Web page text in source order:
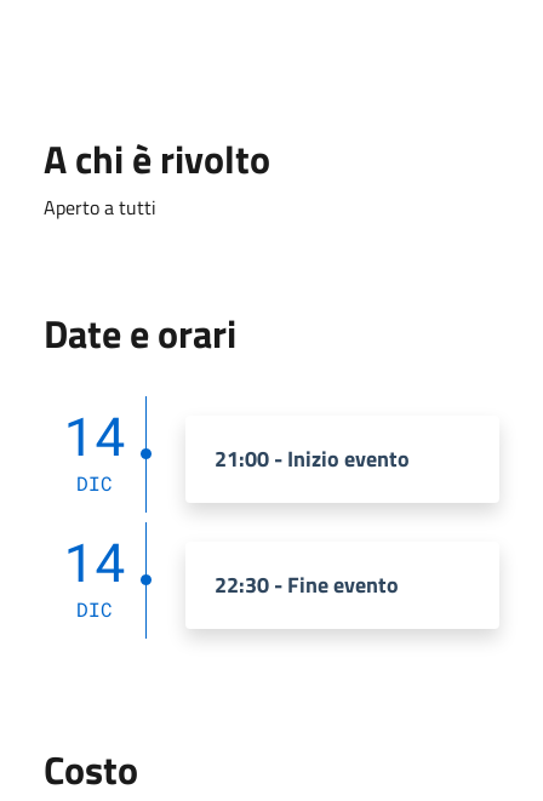
A chi è rivolto
Aperto a tutti
Date e orari
14
DIC
21:00 - Inizio evento
14
DIC
22:30 - Fine evento
Costo